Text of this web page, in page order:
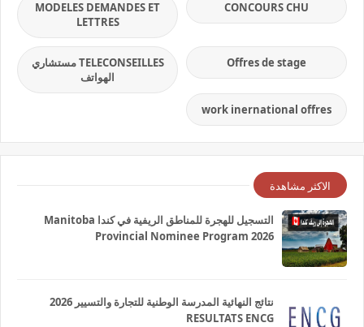
CONCOURS CHU
MODELES DEMANDES ET
LETTRES
Offres de stage
TELECONSEILLES مستشاري
الهواتف
work inernational offres
الاكثر مشاهدة
التسجيل للهجرة للمناطق الريفية في كندا Manitoba
Provincial Nominee Program 2026
نتائج النهائية المدرسة الوطنية للتجارة والتسيير 2026
RESULTATS ENCG